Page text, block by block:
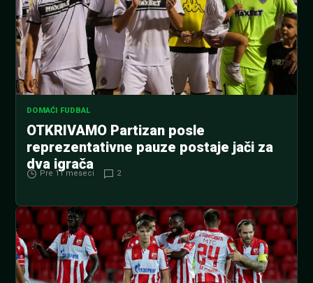
DOMAĆI FUDBAL
OTKRIVAMO Partizan posle
reprezentativne pauze postaje jači za
dva igrača
Pre 11 meseci 2